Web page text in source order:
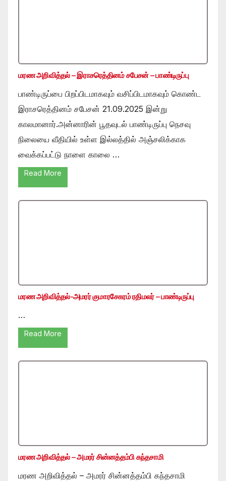
மரண அறிவித்தல் – இராசரெத்தினம் சபேசன் – பாண்டிருப்பு
பாண்டிருப்பை பிறப்பிடமாகவும் வசிப்பிடமாகவும் கொண்ட
இராசரெத்தினம் சபேசன் 21.09.2025 இன்று
காலமானார்.அன்னாரின் பூதவுடல் பாண்டிருப்பு நெசவு
நிலையை வீதியில் உள்ள இல்லத்தில் அஞ்சலிக்காக
வைக்கப்பட்டு நாளை காலை …
Read More
மரண அறிவித்தல்-அமரர் குமாரசேகரம் ரதிமலர் – பாண்டிருப்பு
…
Read More
மரண அறிவித்தல் – அமரர் சின்னத்தம்பி கந்தசாமி
மரண அறிவித்தல் – அமரர் சின்னத்தம்பி கந்தசாமி